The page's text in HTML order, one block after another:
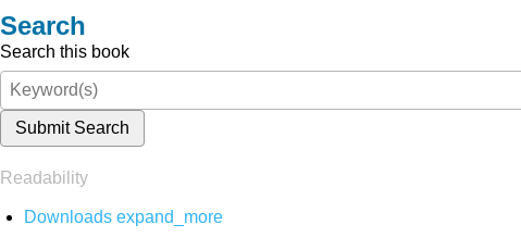
Search
Search this book
Submit Search
Readability
Downloads expand_more